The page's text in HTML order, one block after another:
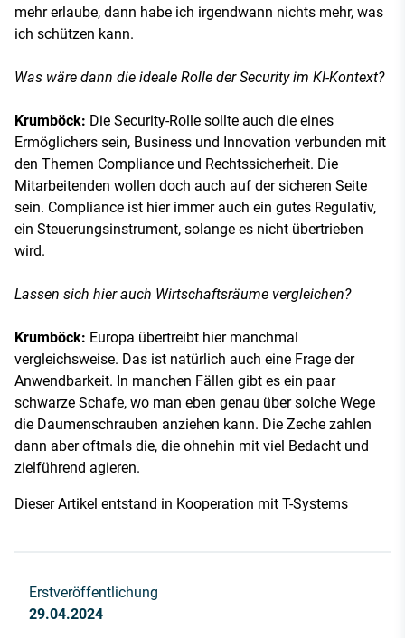
mehr erlaube, dann habe ich irgendwann nichts mehr, was
ich schützen kann.
Was wäre dann die ideale Rolle der Security im KI-Kontext?
Krumböck: Die Security-Rolle sollte auch die eines
Ermöglichers sein, Business und Innovation verbunden mit
den Themen Compliance und Rechtssicherheit. Die
Mitarbeitenden wollen doch auch auf der sicheren Seite
sein. Compliance ist hier immer auch ein gutes Regulativ,
ein Steuerungsinstrument, solange es nicht übertrieben
wird.
Lassen sich hier auch Wirtschaftsräume vergleichen?
Krumböck: Europa übertreibt hier manchmal
vergleichsweise. Das ist natürlich auch eine Frage der
Anwendbarkeit. In manchen Fällen gibt es ein paar
schwarze Schafe, wo man eben genau über solche Wege
die Daumenschrauben anziehen kann. Die Zeche zahlen
dann aber oftmals die, die ohnehin mit viel Bedacht und
zielführend agieren.
Dieser Artikel entstand in Kooperation mit T-Systems
Erstveröffentlichung
29.04.2024